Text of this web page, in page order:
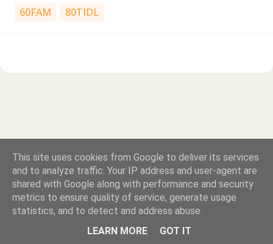
60FAM
80TIDL
Drevet av Blogger
Stovner KM-speidere | Gruppeleder: Jo Rimstad, jwr[a]stovnerspeider.no
This site uses cookies from Google to deliver its services
and to analyze traffic. Your IP address and user-agent are
shared with Google along with performance and security
metrics to ensure quality of service, generate usage
statistics, and to detect and address abuse.
LEARN MORE
GOT IT